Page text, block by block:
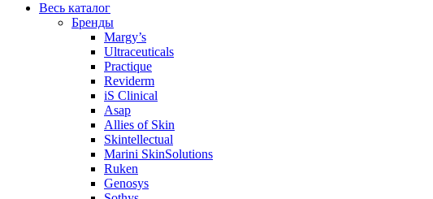
Весь каталог
Бренды
Margy’s
Ultraceuticals
Practique
Reviderm
iS Clinical
Asap
Allies of Skin
Skintellectual
Marini SkinSolutions
Ruken
Genosys